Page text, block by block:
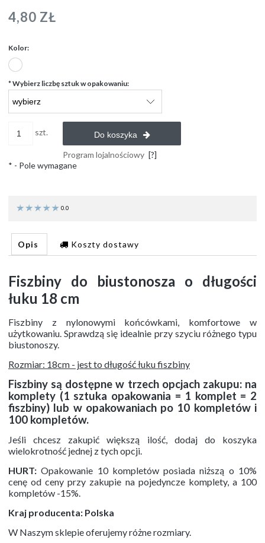
4,80 ZŁ
Kolor:
*Wybierz liczbę sztuk w opakowaniu:
szt. Do koszyka
Program lojalnościowy [?]
* - Pole wymagane
0.0
Opis Koszty dostawy
Fiszbiny do biustonosza o długości
łuku 18 cm
Fiszbiny z nylonowymi końcówkami, komfortowe w
użytkowaniu. Sprawdzą się idealnie przy szyciu różnego typu
biustonoszy.
Rozmiar: 18cm - jest to długość łuku fiszbiny
Fiszbiny są dostępne w trzech opcjach zakupu: na
komplety (1 sztuka opakowania = 1 komplet = 2
fiszbiny) lub w opakowaniach po 10 kompletów i
100 kompletów.
Jeśli chcesz zakupić większą ilość, dodaj do koszyka
wielokrotność jednej z tych opcji.
HURT: Opakowanie 10 kompletów posiada niższą o 10%
cenę od ceny przy zakupie na pojedyncze komplety, a 100
kompletów -15%.
Kraj producenta: Polska
W Naszym sklepie oferujemy różne rozmiary.